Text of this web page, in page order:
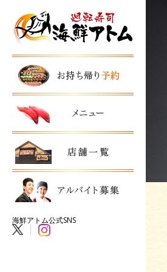
海鮮アトム公式SNS